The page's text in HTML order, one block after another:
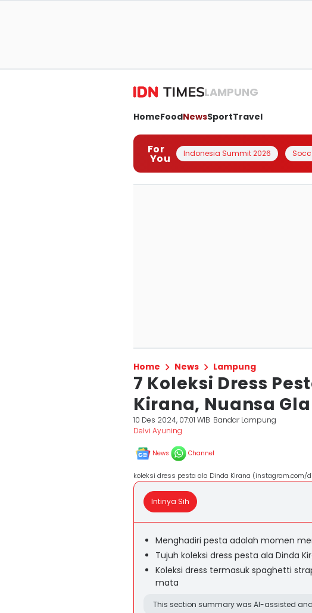
LAMPUNG
HomeFoodNewsSportTravel
For
You Indonesia Summit 2026
Home News Lampung
7 Koleksi Dress
Kirana, Nuansa
10 Des 2024, 07:01 WIB Bandar Lampung
Delvi Ayuning
News Channel
koleksi dress pesta ala Dinda Kirana (instagram.com/
Intinya Sih
Menghadiri pesta adalah momen
Tujuh koleksi dress pesta ala Dinda
Koleksi dress termasuk spaghetti
mata
This section summary was AI-assisted